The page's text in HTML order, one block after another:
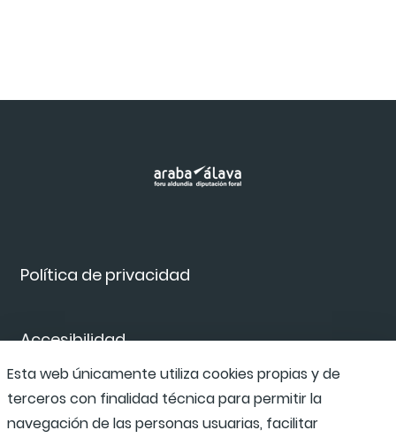
Política de privacidad
Accesibilidad
Canal de denuncias
Esta web únicamente utiliza cookies propias y de
terceros con finalidad técnica para permitir la
navegación de las personas usuarias, facilitar